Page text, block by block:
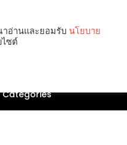
Categories
าอ่านและยอมรับ นโยบาย
ไซต์